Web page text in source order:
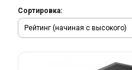
Сортировка: